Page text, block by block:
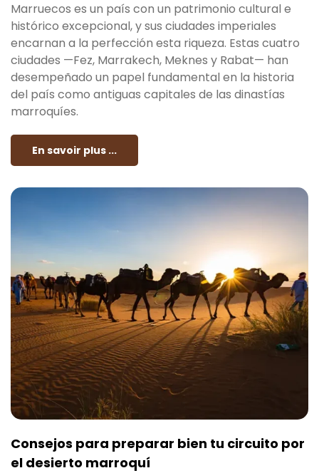
Marruecos es un país con un patrimonio cultural e
histórico excepcional, y sus ciudades imperiales
encarnan a la perfección esta riqueza. Estas cuatro
ciudades —Fez, Marrakech, Meknes y Rabat— han
desempeñado un papel fundamental en la historia
del país como antiguas capitales de las dinastías
marroquíes.
En savoir plus ...
Consejos para preparar bien tu circuito por
el desierto marroquí